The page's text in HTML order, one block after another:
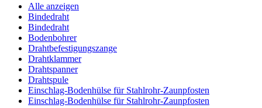
Alle anzeigen
Bindedraht
Bindedraht
Bodenbohrer
Drahtbefestigungszange
Drahtklammer
Drahtspanner
Drahtspule
Einschlag-Bodenhülse für Stahlrohr-Zaunpfosten
Einschlag-Bodenhülse für Stahlrohr-Zaunpfosten